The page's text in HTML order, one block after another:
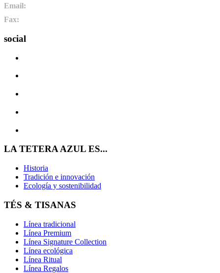
Email:
Fax:
social
LA TETERA AZUL ES...
Historia
Tradición e innovación
Ecología y sostenibilidad
TÉS & TISANAS
Línea tradicional
Línea Premium
Línea Signature Collection
Línea ecológica
Línea Ritual
Línea Regalos